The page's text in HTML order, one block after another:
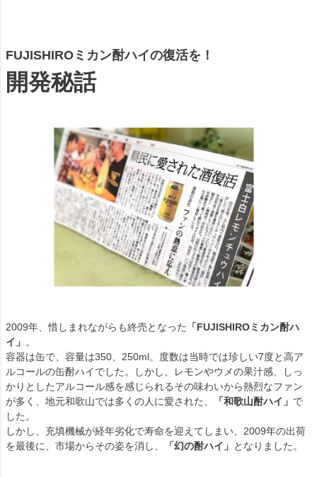
FUJISHIROミカン酎ハイの復活を！
開発秘話
2009年、惜しまれながらも終売となった
「FUJISHIROミカン酎ハ
イ」 。
容器は缶で、容量は350、250ml。度数は当時では珍しい7度と高ア
ルコールの缶酎ハイでした。しかし、レモンやウメの果汁感、しっ
かりとしたアルコール感を感じられるその味わいから熱烈なファン
が多く、地元和歌山では多くの人に愛された、
「和歌山酎ハイ」 で
した。
しかし、充填機械が経年劣化で寿命を迎えてしまい、2009年の出荷
を最後に、市場からその姿を消し、
「幻の酎ハイ」 となりました。